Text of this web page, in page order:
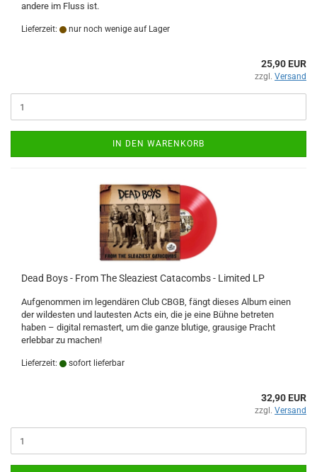
andere im Fluss ist.
Lieferzeit: nur noch wenige auf Lager
25,90 EUR
zzgl. Versand
IN DEN WARENKORB
Dead Boys - From The Sleaziest Catacombs - Limited LP
Aufgenommen im legendären Club CBGB, fängt dieses Album einen
der wildesten und lautesten Acts ein, die je eine Bühne betreten
haben – digital remastert, um die ganze blutige, grausige Pracht
erlebbar zu machen!
Lieferzeit: sofort lieferbar
32,90 EUR
zzgl. Versand